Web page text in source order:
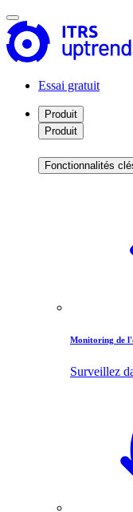
Essai gratuit
Produit
Produit
Fonctionnalités
Monitoring de
Surveillez